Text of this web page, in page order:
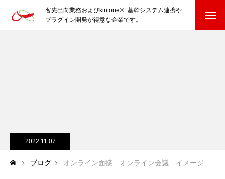
客先出向業務およびkintone®+基幹システム連携や
プラグイン開発が得意な企業です。
PluginAdaptiX Service Guide
HP/EC/Design/Logo
2022.11.07
ブログ オンライン面接 オンライン会議 イメージ